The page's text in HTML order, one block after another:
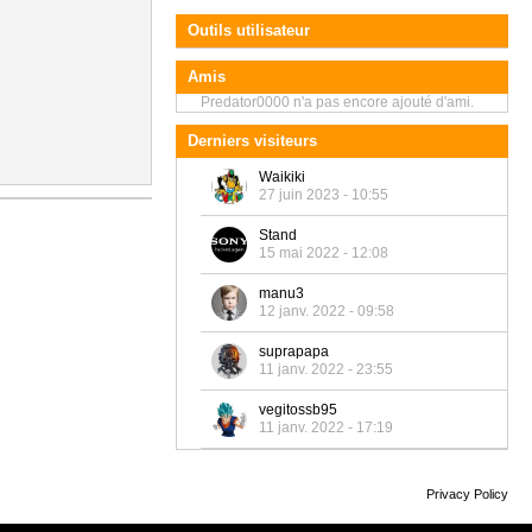
Outils utilisateur
Amis
Predator0000 n'a pas encore ajouté d'ami.
Derniers visiteurs
Waikiki
27 juin 2023 - 10:55
Stand
15 mai 2022 - 12:08
manu3
12 janv. 2022 - 09:58
suprapapa
11 janv. 2022 - 23:55
vegitossb95
11 janv. 2022 - 17:19
Privacy Policy